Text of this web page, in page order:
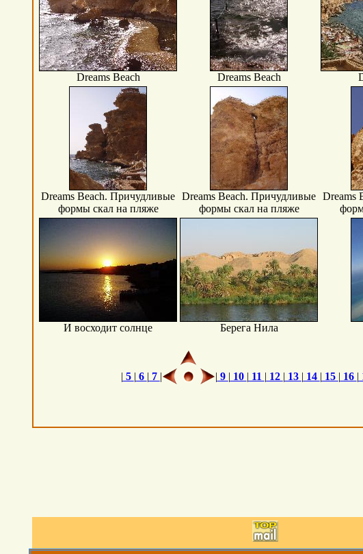
Dreams Beach Dreams Beach
Dreams Beach. Причудливые
формы скал на пляже
Dreams Beach. Причудливые
формы скал на пляже
Dreams
И восходит солнце Берега Нила
| 5 | 6 | 7 | | 9 | 10 | 11 | 12 | 13 | 14 | 15 | 16 |